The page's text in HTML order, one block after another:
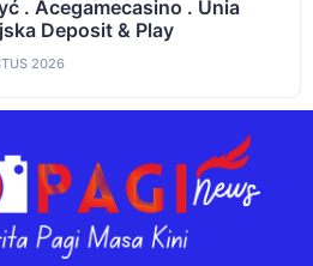
. Acegamecasino . Unia
Deposit & Play
2026